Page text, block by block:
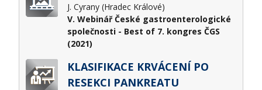
J. Cyrany (Hradec Králové)
V. Webinář České gastroenterologické
společnosti - Best of 7. kongres ČGS
(2021)
KLASIFIKACE KRVÁCENÍ PO
RESEKCI PANKREATU